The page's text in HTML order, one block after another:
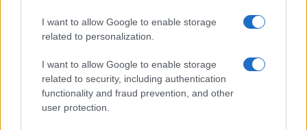
I want to allow Google to enable storage
related to personalization.
I want to allow Google to enable storage
related to security, including authentication
functionality and fraud prevention, and other
user protection.
Arrestati cinque agenti della polizia locale di Milano: le
accuse e i dettagli
NEWS